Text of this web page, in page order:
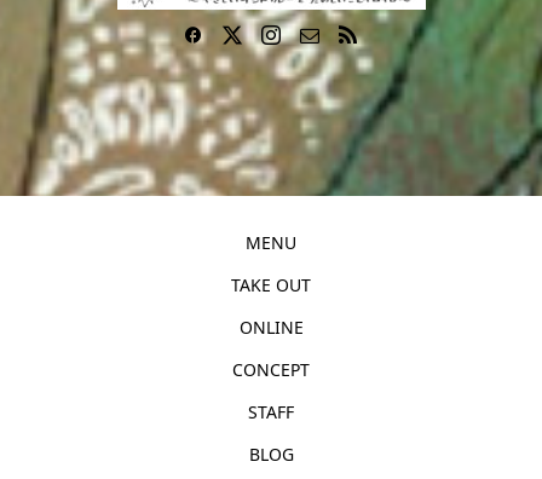
MENU
TAKE OUT
ONLINE
CONCEPT
STAFF
BLOG